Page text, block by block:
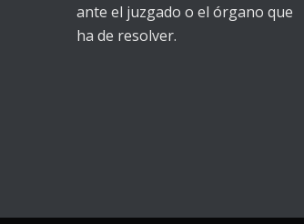
ante el juzgado o el órgano que
ha de resolver.